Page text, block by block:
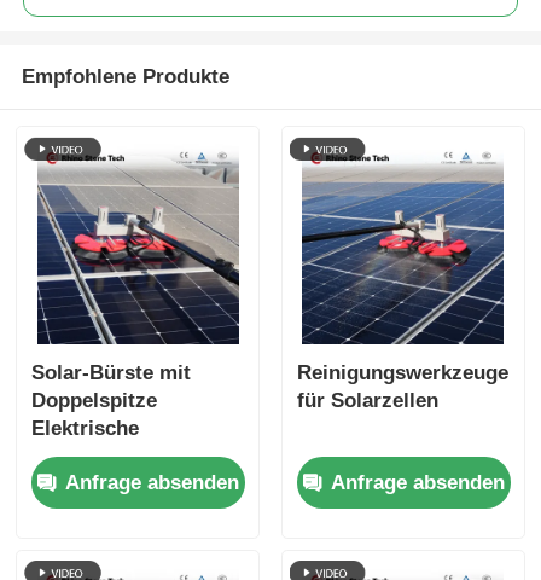
Empfohlene Produkte
Solar-Bürste mit
Doppelspitze
Elektrische
Photovoltaik-Module
Reinigungsroboter-
Bürste mit Solar-
Reinigungssystem-
Anfrage absenden
Reinigungswerkzeuge
für Solarzellen
Anfrage absenden